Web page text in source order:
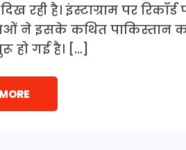
दिख रही है। इंस्टाग्राम पर
ने इसके कथित पाकिस्तान
हो गई है। […]